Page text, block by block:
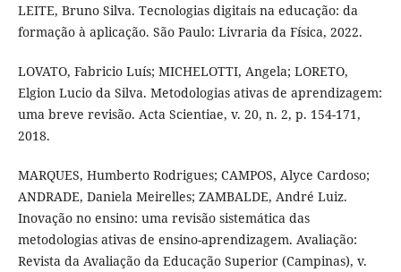
LEITE, Bruno Silva. Tecnologias digitais na educação: da
formação à aplicação​. São Paulo: Livraria da Física, 2022.
LOVATO, Fabricio Luís; MICHELOTTI, Angela; LORETO,
Elgion Lucio da Silva. Metodologias ativas de aprendizagem:
uma breve revisão. Acta Scientiae, v. 20, n. 2, p. 154-171,
2018.
MARQUES, Humberto Rodrigues; CAMPOS, Alyce Cardoso;
ANDRADE, Daniela Meirelles; ZAMBALDE, André Luiz.
Inovação no ensino: uma revisão sistemática das
metodologias ativas de ensino-aprendizagem. Avaliação:
Revista da Avaliação da Educação Superior (Campinas), v.